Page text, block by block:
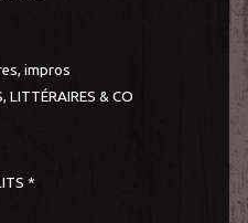
impros
LITTÉRAIRES & CO
*